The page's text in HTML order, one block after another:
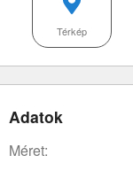
Térkép
Adatok
méret: